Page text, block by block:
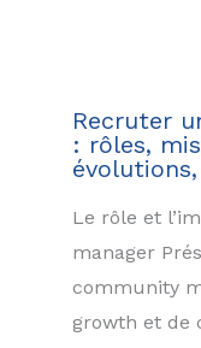
Recruter
: rôles,
Le rôle et
manager
community
growth et de